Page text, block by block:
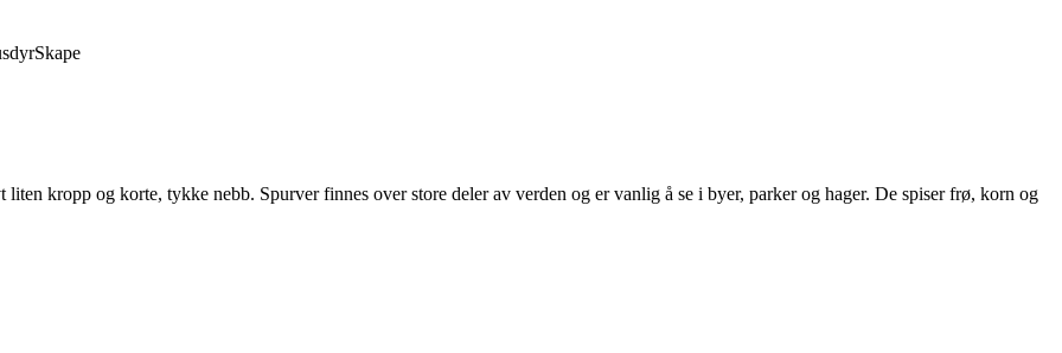
Skape
kropp og korte, tykke nebb. Spurver finnes over store deler av verden og er vanlig å se i byer, parker og hager. De spiser frø, korn og